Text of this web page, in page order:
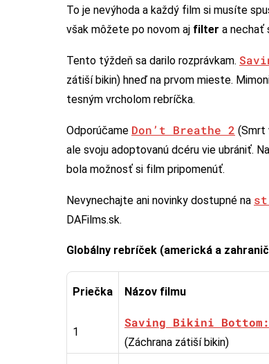
To je nevýhoda a každý film si musíte
však môžete po novom aj filter a nechať
Tento týždeň sa darilo rozprávkam.
zátiší bikin) hneď na prvom mieste.
tesným vrcholom rebríčka.
Odporúčame Don’t Breathe 2 (Smrt
ale svoju adoptovanú dcéru vie ubrániť.
bola možnosť si film pripomenúť.
Nevynechajte ani novinky dostupné na
DAFilms.sk.
Globálny rebríček (americká a
Priečka Názov filmu
1
Saving Bikini Bottom:
(Záchrana zátiší bikin)